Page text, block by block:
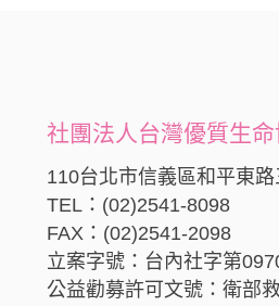
社團法人台灣優質生命
110台北市信義區和平東
TEL：(02)2541-8098
FAX：(02)2541-2098
立案字號：台內社字第
公益勸募許可文號：衛部